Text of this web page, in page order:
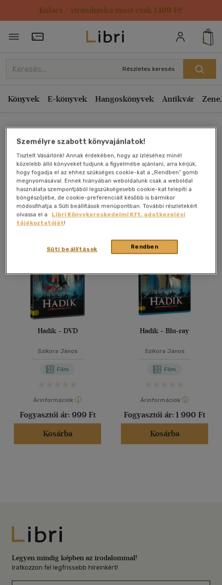
Kulacs / strandtáska most csak 1499 Ft!
Törzsvásárlói Kártya adatai
Részletes keresés
Könyvek E-könyvek Hangoskönyvek Antikvár
Szikora János
Művei
Szűrés Rendezés
Rendezés
Kiadás éve szerint csökkenő
Ár szerint csökkenő
Eladott darabszám szerint csökkenő
Eladott darabszám szerint növekvő
Cím szerint A-Z
Szerző szerint A-Z
Megjelenítés
20 db / oldal
Alkalmaz
Hadik - DVD
Szikora János
Film
Árinformációk
Fogyasztói ár: 999 Ft
Kosárba
Hadik - Blu-ray
Szikora János
Film
Árinformációk
Fogyasztói ár: 1 990 Ft
Kosárba
Libri
Legyen mindig képben az irodalommal!
Iratkozzon fel legfrissebb híreinkért!
Személyre szabott könyvajánlatok!
Tisztelt Vásárlónk! Annak érdekében, hogy az ízléséhez minél
közelebb álló könyveket tudjunk a figyelmébe ajánlani, arra kérjük,
hogy fogadja el az ehhez szükséges cookie-kat a „Rendben” gomb
megnyomásával. Ennek hiányában weboldalunk csak a weboldal
használata szempontjából legszükségesebb cookie-kat telepíti a
böngészőjébe, de cookie-preferenciáit később is bármikor
módosíthatja a Süti beállítások menüpontban. További részletekért
olvassa el a
Libri Könyvkereskedelmi Kft. adatkezelési
tájékoztatóját!
Rendben
Süti beállítások